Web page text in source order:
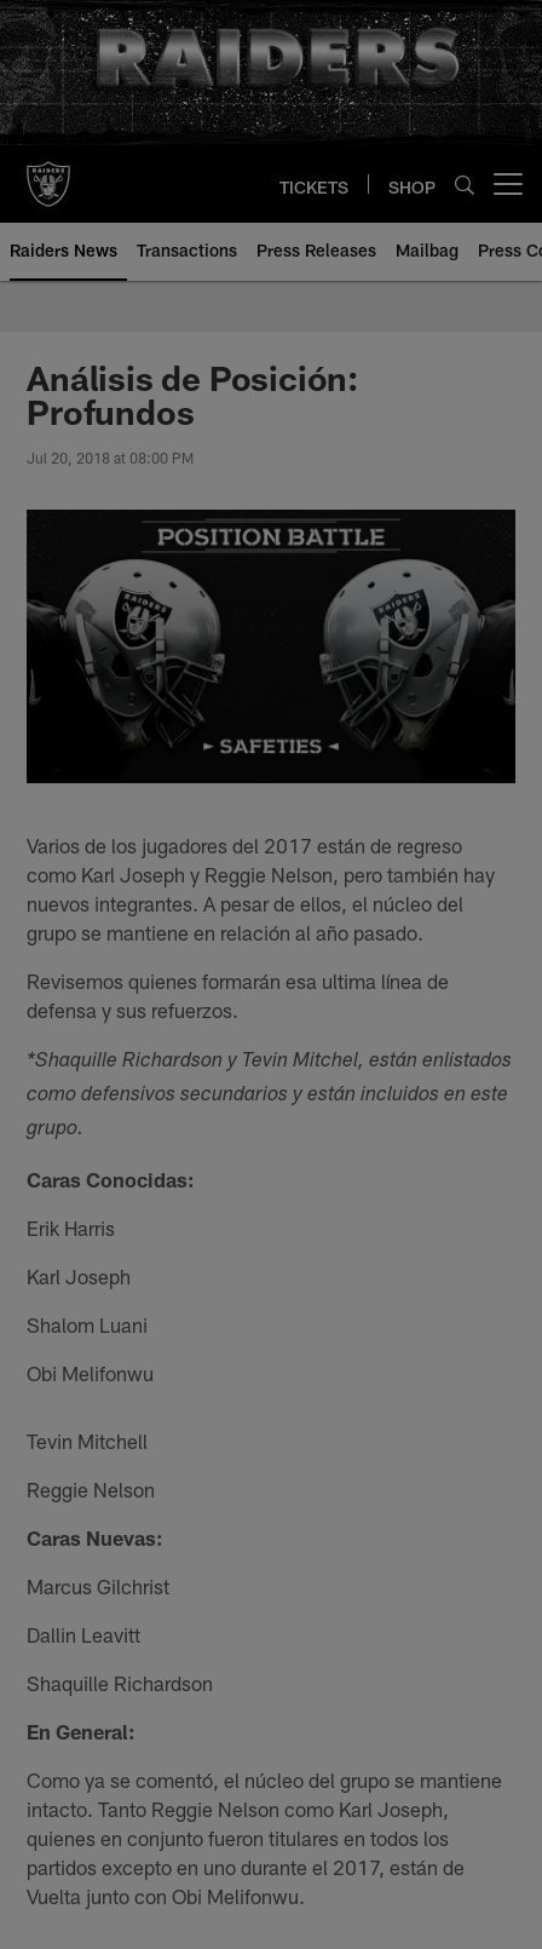
Skip
to
main
content
TICKETS SHOP
Raiders News Transactions Press Releases Mailbag Press
Análisis de Posición:
Profundos
Jul 20, 2018 at 08:00 PM
Varios de los jugadores del 2017 están de regreso
como Karl Joseph y Reggie Nelson, pero también hay
nuevos integrantes. A pesar de ellos, el núcleo del
grupo se mantiene en relación al año pasado.
Revisemos quienes formarán esa ultima línea de
defensa y sus refuerzos.
*Shaquille Richardson y Tevin Mitchel, están enlistados
como defensivos secundarios y están incluidos en este
grupo.
Caras Conocidas:
Erik Harris
Karl Joseph
Shalom Luani
Obi Melifonwu
Tevin Mitchell
Reggie Nelson
Caras Nuevas:
Marcus Gilchrist
Dallin Leavitt
Shaquille Richardson
En General:
Como ya se comentó, el núcleo del grupo se mantiene
intacto. Tanto Reggie Nelson como Karl Joseph,
quienes en conjunto fueron titulares en todos los
partidos excepto en uno durante el 2017, están de
Vuelta junto con Obi Melifonwu.